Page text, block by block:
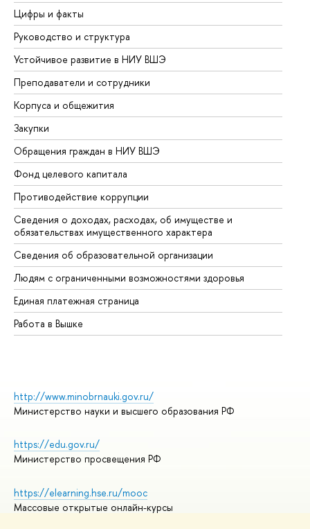
Цифры и факты
Руководство и структура
Устойчивое развитие в НИУ ВШЭ
Преподаватели и сотрудники
Корпуса и общежития
Закупки
Обращения граждан в НИУ ВШЭ
Фонд целевого капитала
Противодействие коррупции
Сведения о доходах, расходах, об имуществе и
обязательствах имущественного характера
Сведения об образовательной организации
Людям с ограниченными возможностями здоровья
Единая платежная страница
Работа в Вышке
http://www.minobrnauki.gov.ru/
Министерство науки и высшего образования РФ
https://edu.gov.ru/
Министерство просвещения РФ
https://elearning.hse.ru/mooc
Массовые открытые онлайн-курсы